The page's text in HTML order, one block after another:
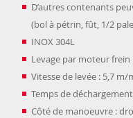
D’autres contenants
(bol à pétrin, fût, 1/2
INOX 304L
Levage par moteur frein
Vitesse de levée : 5,7 m/
Temps de
Côté de manoeuvre :